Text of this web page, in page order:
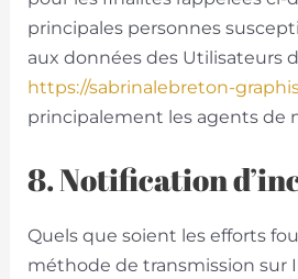
principales personnes
aux données des Utilisateurs
https://sabrinalebreton-
principalement les agents de
8. Notification
Quels que soient les efforts
méthode de transmission sur